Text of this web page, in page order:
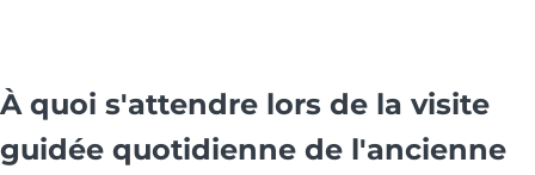
À quoi s'attendre lors de la visite
guidée quotidienne de l'ancienne